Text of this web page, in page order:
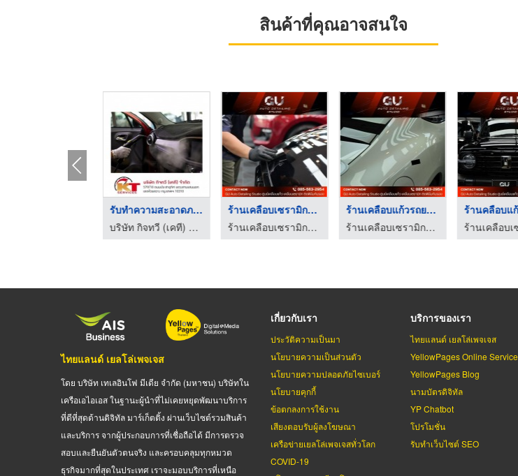
สินค้าที่คุณอาจสนใจ
รับทำความสะอาดภายในร ...
บริษัท กิจทวี (เคที) จำกัด
ร้านเคลือบเซรามิกรถย ...
ร้านเคลือบเซรามิกรถยนต์ สมุทรปราการ - GU Auto Detailing Studio
ร้านเคลือบแก้วรถยนต์ ...
ร้านเคลือบเซรามิกรถยนต์ สมุทรปราการ - GU Auto Detailing Studio
ไทยแลนด์ เยลโล่เพจเจส
โดย บริษัท เทเลอินโฟ มีเดีย จำกัด (มหาชน) บริษัทใน
เครือเอไอเอส ในฐานะผู้นำที่ไม่เคยหยุดพัฒนาบริการ
ที่ดีที่สุดด้านดิจิทัล มาร์เก็ตติ้ง ผ่านเว็บไซต์รวมสินค้า
และบริการ จากผู้ประกอบการที่เชื่อถือได้ มีการตรวจ
สอบและยืนยันตัวตนจริง และครอบคลุมทุกหมวด
ธุรกิจมากที่สุดในประเทศ เราจะมอบบริการที่เหนือ
เกี่ยวกับเรา
ประวัติความเป็นมา
นโยบายความเป็นส่วนตัว
นโยบายความปลอดภัยไซเบอร์
นโยบายคุกกี้
ข้อตกลงการใช้งาน
เสียงตอบรับผู้ลงโฆษณา
เครือข่ายเยลโล่เพจเจสทั่วโลก
COVID-19
บริการของเรา
ไทยแลนด์ เยลโล่เพจเจส
YellowPages Online Service
YellowPages Blog
นามบัตรดิจิทัล
YP Chatbot
โปรโมชั่น
รับทำเว็บไซต์ SEO